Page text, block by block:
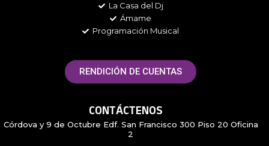
La Casa del Dj
Ámame
Programación Musical
RENDICIÓN DE CUENTAS
CONTÁCTENOS
Córdova y 9 de Octubre Edf. San Francisco 300 Piso 20 Oficina
2